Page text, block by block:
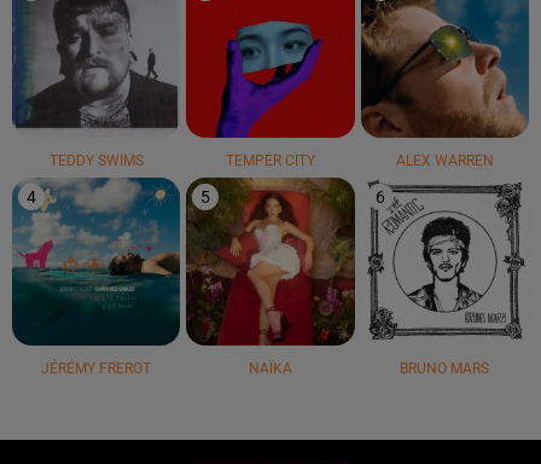
TEDDY SWIMS TEMPER CITY ALEX WARREN
4
JÉRÉMY FREROT
5
NAÏKA
6
BRUNO MARS